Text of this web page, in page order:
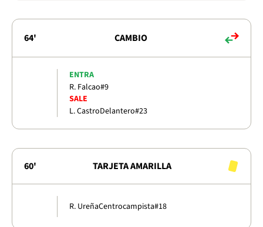
64' CAMBIO
ENTRA
R. Falcao#9
SALE
L. CastroDelantero#23
60' TARJETA AMARILLA
R. UreñaCentrocampista#18